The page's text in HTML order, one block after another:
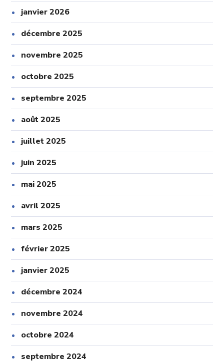
janvier 2026
décembre 2025
novembre 2025
octobre 2025
septembre 2025
août 2025
juillet 2025
juin 2025
mai 2025
avril 2025
mars 2025
février 2025
janvier 2025
décembre 2024
novembre 2024
octobre 2024
septembre 2024